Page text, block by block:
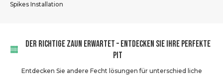
Spikes Installation
DER RICHTIGE ZAUN ERWARTET – ENTDECKEN SIE IHRE PERFEKTE
PIT
Entdecken Sie andere Fecht lösungen für unterschied liche